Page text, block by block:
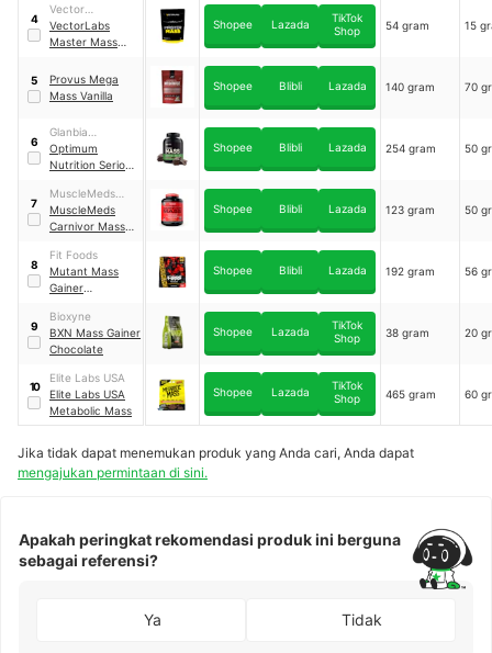
4
Vector
Laboratories
VectorLabs
Master Mass
Shopee Lazada
TikTok
Shop
54 gram 15
5
Provus Mega
Mass Vanilla
Shopee Blibli Lazada 140 gram 70
6
Glanbia
Performance
Nutrition
Optimum
Nutrition Serious
Shopee Blibli Lazada 254 gram 50
7
MuscleMeds
Performance
Technologies
MuscleMeds
Carnivor Mass
Shopee Blibli Lazada 123 gram 50
8
Fit Foods
Mutant Mass
Gainer
Banana
Shopee Blibli Lazada 192 gram 56
9
Bioxyne
BXN Mass Gainer
Chocolate
Shopee Lazada
TikTok
Shop
38 gram 20
10
Elite Labs USA
Elite Labs USA
Metabolic Mass
Shopee Lazada
TikTok
Shop
465 gram 60
Jika tidak dapat menemukan produk yang Anda cari, Anda dapat
mengajukan permintaan di sini.
Apakah peringkat rekomendasi produk ini berguna
sebagai referensi?
Ya Tidak